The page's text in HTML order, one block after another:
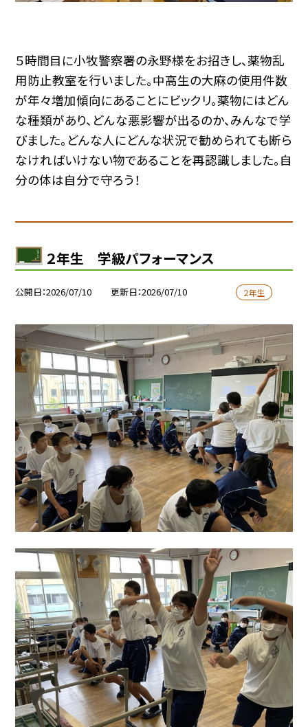
５時間目に小牧警察署の永野様をお招きし、薬物乱
用防止教室を行いました。中高生の大麻の使用件数
が年々増加傾向にあることにビックリ。薬物にはどん
な種類があり、どんな悪影響が出るのか、みんなで学
びました。どんな人にどんな状況で勧められても断ら
なければいけない物であることを再認識しました。自
分の体は自分で守ろう！
２年生 学級パフォーマンス
公開日 2026/07/10 更新日 2026/07/10 ２年生